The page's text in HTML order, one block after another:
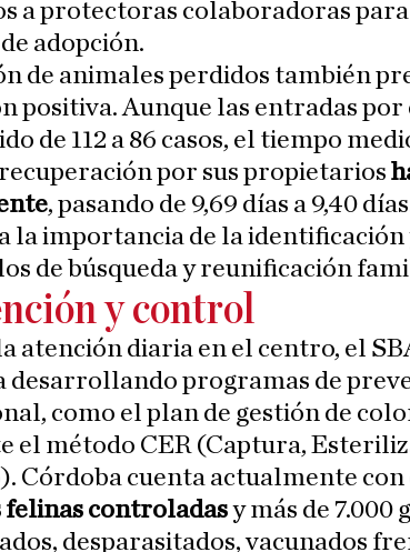
a protectoras colaboradoras
adopción.
de animales perdidos también
positiva. Aunque las entradas por
de 112 a 86 casos, el tiempo
por sus propietarios
, pasando de 9,69 días a 9,40
la importancia de la identificación
de búsqueda y reunificación
y control
atención diaria en el centro, el
desarrollando programas de
como el plan de gestión de
el método CER (Captura,
Córdoba cuenta actualmente con
felinas controladasy más de 7.000
desparasitados, vacunados